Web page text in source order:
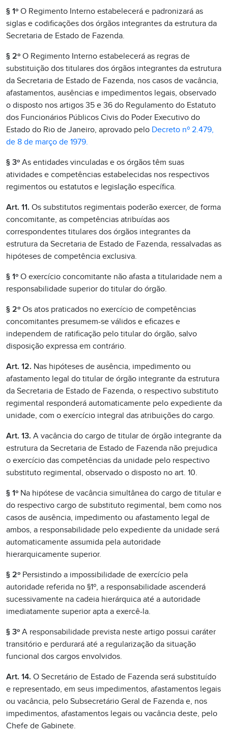
§ 1º O Regimento Interno estabelecerá e padronizará as
siglas e codificações dos órgãos integrantes da estrutura da
Secretaria de Estado de Fazenda.
§ 2º O Regimento Interno estabelecerá as regras de
substituição dos titulares dos órgãos integrantes da estrutura
da Secretaria de Estado de Fazenda, nos casos de vacância,
afastamentos, ausências e impedimentos legais, observado
o disposto nos artigos 35 e 36 do Regulamento do Estatuto
dos Funcionários Públicos Civis do Poder Executivo do
Estado do Rio de Janeiro, aprovado pelo Decreto nº 2.479,
de 8 de março de 1979.
§ 3º As entidades vinculadas e os órgãos têm suas
atividades e competências estabelecidas nos respectivos
regimentos ou estatutos e legislação específica.
Art. 11. Os substitutos regimentais poderão exercer, de forma
concomitante, as competências atribuídas aos
correspondentes titulares dos órgãos integrantes da
estrutura da Secretaria de Estado de Fazenda, ressalvadas as
hipóteses de competência exclusiva.
§ 1º O exercício concomitante não afasta a titularidade nem a
responsabilidade superior do titular do órgão.
§ 2º Os atos praticados no exercício de competências
concomitantes presumem-se válidos e eficazes e
independem de ratificação pelo titular do órgão, salvo
disposição expressa em contrário.
Art. 12. Nas hipóteses de ausência, impedimento ou
afastamento legal do titular de órgão integrante da estrutura
da Secretaria de Estado de Fazenda, o respectivo substituto
regimental responderá automaticamente pelo expediente da
unidade, com o exercício integral das atribuições do cargo.
Art. 13. A vacância do cargo de titular de órgão integrante da
estrutura da Secretaria de Estado de Fazenda não prejudica
o exercício das competências da unidade pelo respectivo
substituto regimental, observado o disposto no art. 10.
§ 1º Na hipótese de vacância simultânea do cargo de titular e
do respectivo cargo de substituto regimental, bem como nos
casos de ausência, impedimento ou afastamento legal de
ambos, a responsabilidade pelo expediente da unidade será
automaticamente assumida pela autoridade
hierarquicamente superior.
§ 2º Persistindo a impossibilidade de exercício pela
autoridade referida no §1º, a responsabilidade ascenderá
sucessivamente na cadeia hierárquica até a autoridade
imediatamente superior apta a exercê-la.
§ 3º A responsabilidade prevista neste artigo possui caráter
transitório e perdurará até a regularização da situação
funcional dos cargos envolvidos.
Art. 14. O Secretário de Estado de Fazenda será substituído
e representado, em seus impedimentos, afastamentos legais
ou vacância, pelo Subsecretário Geral de Fazenda e, nos
impedimentos, afastamentos legais ou vacância deste, pelo
Chefe de Gabinete.